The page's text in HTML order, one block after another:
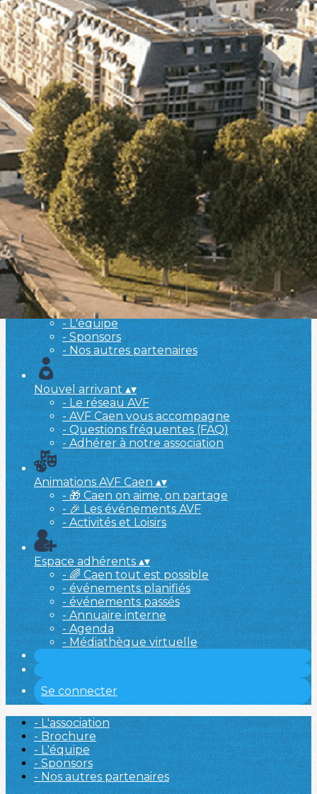
Exporter les lignes sélectionnées
Exporter toutes les colonnes
Exporter uniquement les colonnes affichées
Menu
<
>
- 🎁 Caen on aime, on partage
- 🎉 Les événements AVF
- Activités et Loisirs
Ajoutez un logo, un bouton, des réseaux sociaux
Cliquez pour éditer
L'association▴▾
- L'association
- Brochure
- L'équipe
- Sponsors
- Nos autres partenaires
Nouvel arrivant▴▾
- Le réseau AVF
- AVF Caen vous accompagne
- Questions fréquentes (FAQ)
- Adhérer à notre association
Animations AVF Caen▴▾
- 🎁 Caen on aime, on partage
- 🎉 Les événements AVF
- Activités et Loisirs
Espace adhérents▴▾
- 🌈 Caen tout est possible
- événements planifiés
- événements passés
- Annuaire interne
- Agenda
- Médiathèque virtuelle
Se connecter
- L'association
- Brochure
- L'équipe
- Sponsors
- Nos autres partenaires